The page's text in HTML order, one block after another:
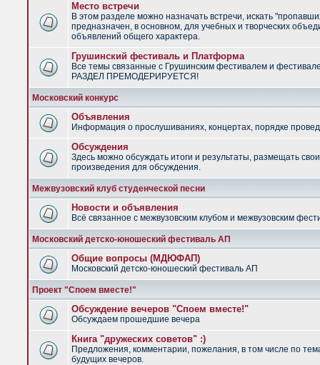
Место встречи
В этом разделе можно назначать встречи, искать
предназначен, в основном, для учебных и творческих
объявлений общего характера.
Грушинский фестиваль и Платформа
Все темы связанные с Грушинским фестивалем и
РАЗДЕЛ ПРЕМОДЕРИРУЕТСЯ!
Московский конкурс
Объявления
Информация о прослушиваниях, концертах, порядке
Обсуждения
Здесь можно обсуждать итоги и результаты, размещать
произведения для обсуждения.
Межвузовский клуб студенческой песни
Новости и объявления
Всё связанное с межвузовским клубом и межвузовским
Московский детско-юношеский фестиваль АП
Общие вопросы (МДЮФАП)
Московский детско-юношеский фестиваль АП
Проект "Споем вместе!"
Обсуждение вечеров "Споем вместе!"
Обсуждаем прошедшие вечера
Книга "дружеских советов" :)
Предложения, комментарии, пожелания, в том числе по
будущих вечеров.